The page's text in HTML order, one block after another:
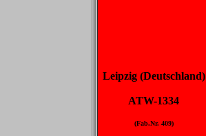
Leipzig (Deutschland)
ATW-1334
(Fab.Nr. 409)